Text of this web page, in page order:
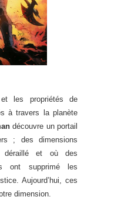
et les propriétés de
à travers la planète
découvre un portail
; des dimensions
déraillé et où des
ont supprimé les
Aujourd’hui, ces
dimension.